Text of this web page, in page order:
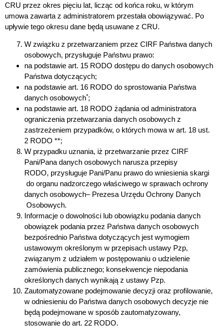
CRU przez okres pięciu lat, licząc od końca roku, w którym
umowa zawarta z administratorem przestała obowiązywać. Po
upływie tego okresu dane będą usuwane z CRU.
W związku z przetwarzaniem przez CIRF Państwa danych
osobowych, przysługuje Państwu prawo:
na podstawie art. 15 RODO dostępu do danych osobowych
Państwa dotyczących;
na podstawie art. 16 RODO do sprostowania Państwa
danych osobowych*;
na podstawie art. 18 RODO żądania od administratora
ograniczenia przetwarzania danych osobowych z
zastrzeżeniem przypadków, o których mowa w art. 18 ust.
2 RODO **;
W przypadku uznania, iż przetwarzanie przez CIRF
Pani/Pana danych osobowych narusza przepisy
RODO, przysługuje Pani/Panu prawo do wniesienia skargi
do organu nadzorczego właściwego w sprawach ochrony
danych osobowych– Prezesa Urzędu Ochrony Danych
Osobowych.
Informacje o dowolności lub obowiązku podania danych
obowiązek podania przez Państwa danych osobowych
bezpośrednio Państwa dotyczących jest wymogiem
ustawowym określonym w przepisach ustawy Pzp,
związanym z udziałem w postępowaniu o udzielenie
zamówienia publicznego; konsekwencje niepodania
określonych danych wynikają z ustawy Pzp.
Zautomatyzowane podejmowanie decyzji oraz profilowanie,
w odniesieniu do Państwa danych osobowych decyzje nie
będą podejmowane w sposób zautomatyzowany,
stosowanie do art. 22 RODO.